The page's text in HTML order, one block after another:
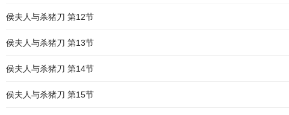
侯夫人与杀猪刀 第12节
侯夫人与杀猪刀 第13节
侯夫人与杀猪刀 第14节
侯夫人与杀猪刀 第15节